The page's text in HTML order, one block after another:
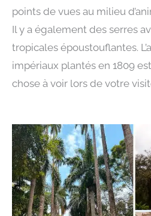
points de vues au milieu
Il y a également des serres
tropicales époustouflantes.
impériaux plantés en 1809
chose à voir lors de votre